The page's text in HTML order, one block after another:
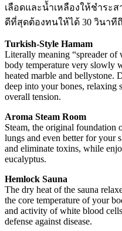
เลือดและน้ำเหลืองให้ชำระ
ดีที่สุดต้องทนให้ได้ 30 วินาที
Turkish-Style Hamam
Literally meaning “spreader of
body temperature very slowly
heated marble and bellystone.
deep into your bones, relaxing
overall tension.
Aroma Steam Room
Steam, the original foundation
lungs and even better for your
and eliminate toxins, while
eucalyptus.
Hemlock Sauna
The dry heat of the sauna
the core temperature of your
and activity of white blood
defense against disease.